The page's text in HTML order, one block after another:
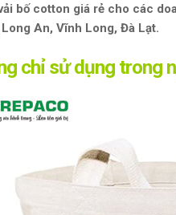
bố cotton giá rẻ cho các
An, Vĩnh Long, Đà Lạt.
chỉ sử dụng trong